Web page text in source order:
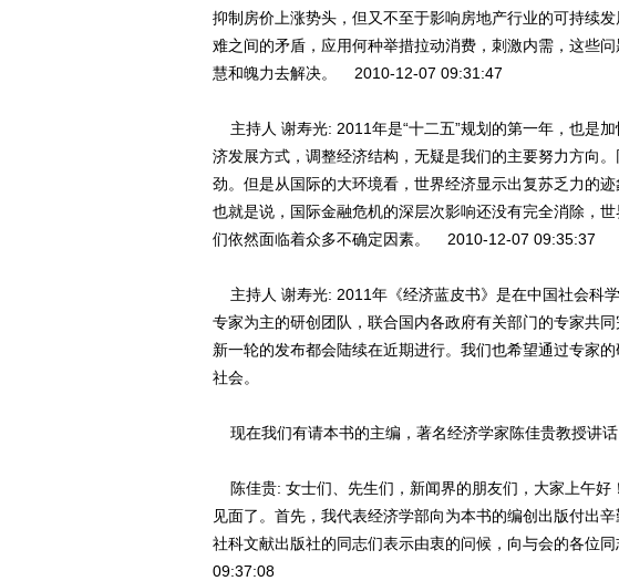
抑制房价上涨势头，但又不至于影响房地产行业的可持续
难之间的矛盾，应用何种举措拉动消费，刺激内需，这些
慧和魄力去解决。 2010-12-07 09:31:47
主持人 谢寿光: 2011年是“十二五”规划的第一年，也是
济发展方式，调整经济结构，无疑是我们的主要努力方向
劲。但是从国际的大环境看，世界经济显示出复苏乏力的
也就是说，国际金融危机的深层次影响还没有完全消除，
们依然面临着众多不确定因素。 2010-12-07 09:35:37
主持人 谢寿光: 2011年《经济蓝皮书》是在中国社会科
专家为主的研创团队，联合国内各政府有关部门的专家共
新一轮的发布都会陆续在近期进行。我们也希望通过专家
社会。
现在我们有请本书的主编，著名经济学家陈佳贵教授讲
陈佳贵: 女士们、先生们，新闻界的朋友们，大家上午好
见面了。首先，我代表经济学部向为本书的编创出版付出
社科文献出版社的同志们表示由衷的问候，向与会的各位
09:37:08